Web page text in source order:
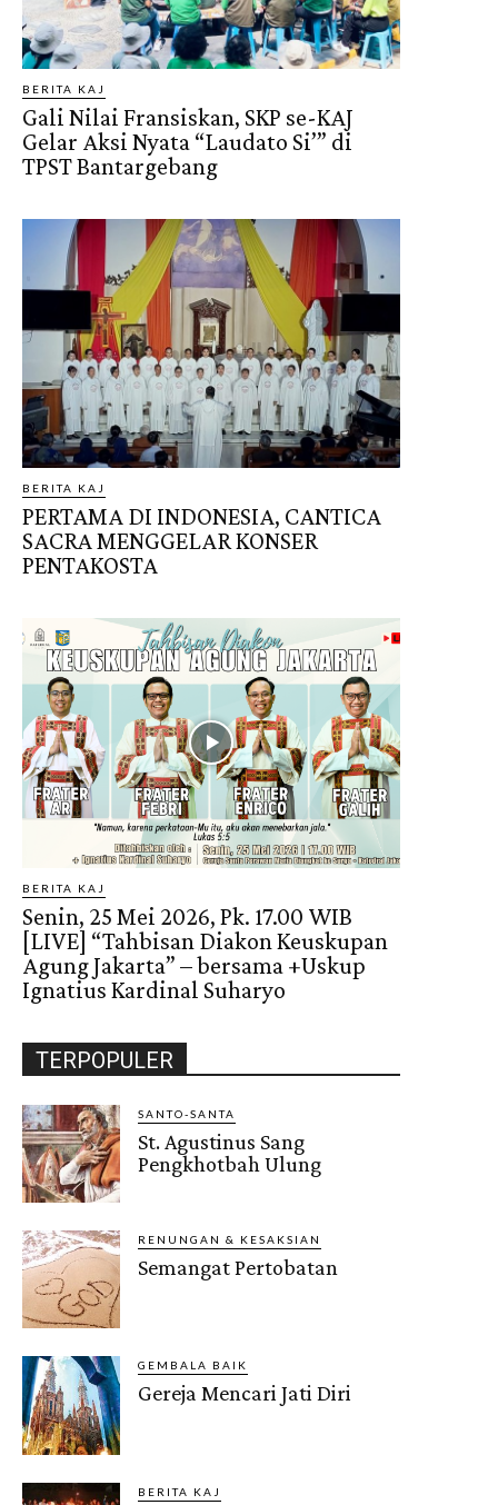
BERITA KAJ
Gali Nilai Fransiskan, SKP se-KAJ
Gelar Aksi Nyata “Laudato Si’” di
TPST Bantargebang
BERITA KAJ
PERTAMA DI INDONESIA, CANTICA
SACRA MENGGELAR KONSER
PENTAKOSTA
BERITA KAJ
Senin, 25 Mei 2026, Pk. 17.00 WIB
[LIVE] “Tahbisan Diakon Keuskupan
Agung Jakarta” – bersama +Uskup
Ignatius Kardinal Suharyo
TERPOPULER
SANTO-SANTA
St. Agustinus Sang
Pengkhotbah Ulung
RENUNGAN & KESAKSIAN
Semangat Pertobatan
GEMBALA BAIK
Gereja Mencari Jati Diri
BERITA KAJ